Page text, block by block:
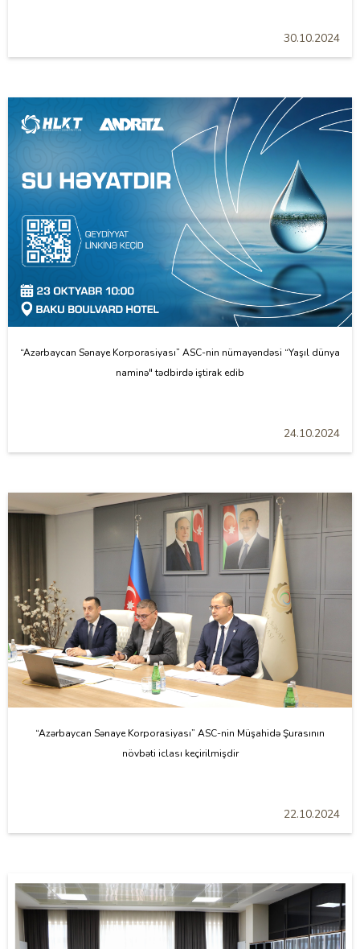
30.10.2024
“Azərbaycan Sənaye Korporasiyası” ASC-nin nümayəndəsi “Yaşıl dünya
naminə" tədbirdə iştirak edib
24.10.2024
“Azərbaycan Sənaye Korporasiyası” ASC-nin Müşahidə Şurasının
növbəti iclası keçirilmişdir
22.10.2024